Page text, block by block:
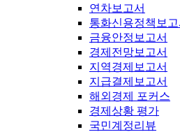
연차보고서
통화신용정책보고
금융안정보고서
경제전망보고서
지역경제보고서
지급결제보고서
해외경제 포커스
경제상황 평가
국민계정리뷰